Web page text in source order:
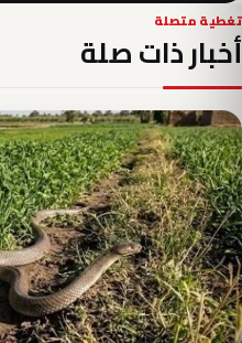
تغطية متصلة
أخبار ذات صلة